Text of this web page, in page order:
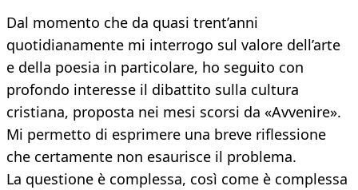
Dal momento che da quasi trent’anni
quotidianamente mi interrogo sul valore dell’arte
e della poesia in particolare, ho seguito con
profondo interesse il dibattito sulla cultura
cristiana, proposta nei mesi scorsi da «Avvenire».
Mi permetto di esprimere una breve riflessione
che certamente non esaurisce il problema.
La questione è complessa, così come è complessa